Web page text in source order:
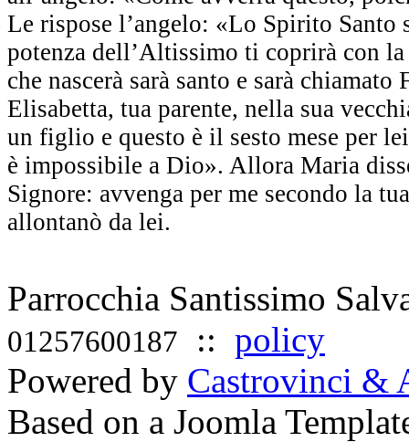
Le rispose l’angelo: «Lo Spirito Santo
potenza dell’Altissimo ti coprirà con
che nascerà sarà santo e sarà
Elisabetta, tua parente, nella sua
un figlio e questo è il sesto mese per
è impossibile a Dio». Allora Maria
Signore: avvenga per me secondo la
allontanò da lei.
Parrocchia Santissimo
01257600187 :: policy
Powered by Castrovinci &
Based on a Joomla